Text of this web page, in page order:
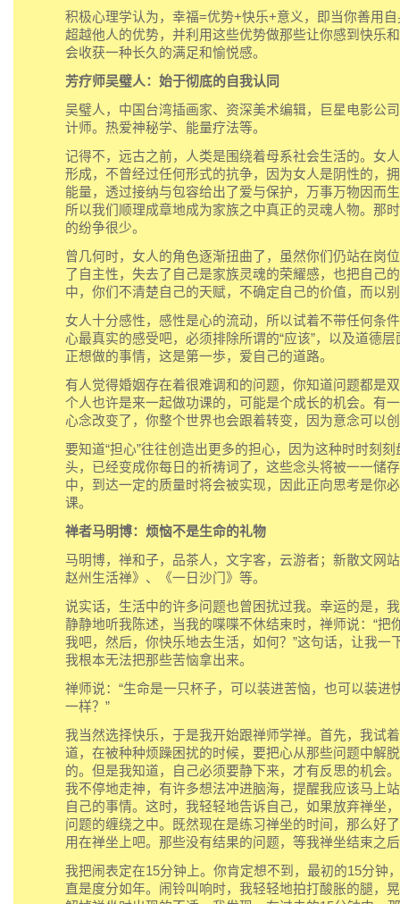
积极心理学认为，幸福=优势+快乐+意义，即当你善用
超越他人的优势，并利用这些优势做那些让你感到快乐
会收获一种长久的满足和愉悦感。
芳疗师吴璧人：始于彻底的自我认同
吴璧人，中国台湾插画家、资深美术编辑，巨星电影公
计师。热爱神秘学、能量疗法等。
记得不，远古之前，人类是围绕着母系社会生活的。女
形成，不曾经过任何形式的抗争，因为女人是阴性的，
能量，透过接纳与包容给出了爱与保护，万事万物因而
所以我们顺理成章地成为家族之中真正的灵魂人物。那
的纷争很少。
曾几何时，女人的角色逐渐扭曲了，虽然你们仍站在岗
了自主性，失去了自己是家族灵魂的荣耀感，也把自己
中，你们不清楚自己的天赋，不确定自己的价值，而以
女人十分感性，感性是心的流动，所以试着不带任何条
心最真实的感受吧，必须排除所谓的“应该”，以及道德
正想做的事情，这是第一歩，爱自己的道路。
有人觉得婚姻存在着很难调和的问题，你知道问题都是
个人也许是来一起做功课的，可能是个成长的机会。有
心念改变了，你整个世界也会跟着转变，因为意念可以
要知道“担心”往往创造出更多的担心，因为这种时时刻
头，已经变成你每日的祈祷词了，这些念头将被一一储
中，到达一定的质量时将会被实现，因此正向思考是你
课。
禅者马明博：烦恼不是生命的礼物
马明博，禅和子，品茶人，文字客，云游者；新散文网
赵州生活禅》、《一日沙门》等。
说实话，生活中的许多问题也曾困扰过我。幸运的是，
静静地听我陈述，当我的喋喋不休结束时，禅师说：“把
我吧，然后，你快乐地去生活，如何？”这句话，让我一
我根本无法把那些苦恼拿出来。
禅师说：“生命是一只杯子，可以装进苦恼，也可以装进
一样？”
我当然选择快乐，于是我开始跟禅师学禅。首先，我试
道，在被种种烦躁困扰的时候，要把心从那些问题中解
的。但是我知道，自己必须要静下来，才有反思的机会
我不停地走神，有许多想法冲进脑海，提醒我应该马上
自己的事情。这时，我轻轻地告诉自己，如果放弃禅坐
问题的缠绕之中。既然现在是练习禅坐的时间，那么好
用在禅坐上吧。那些没有结果的问题，等我禅坐结束之
我把闹表定在15分钟上。你肯定想不到，最初的15分钟
直是度分如年。闹铃叫响时，我轻轻地拍打酸胀的腿，